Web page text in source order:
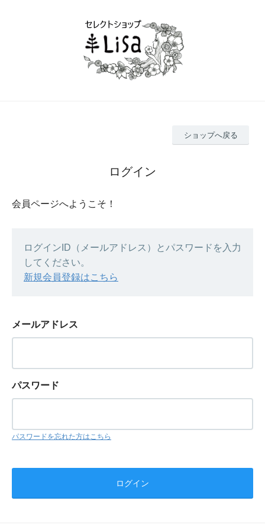
ショップへ戻る
ログイン
会員ページへようこそ！
ログインID（メールアドレス）とパスワードを入力
してください。
新規会員登録はこちら
メールアドレス
パスワード
パスワードを忘れた方はこちら